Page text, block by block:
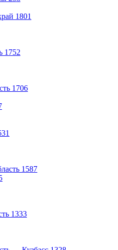
1801
1752
1706
1587
1333